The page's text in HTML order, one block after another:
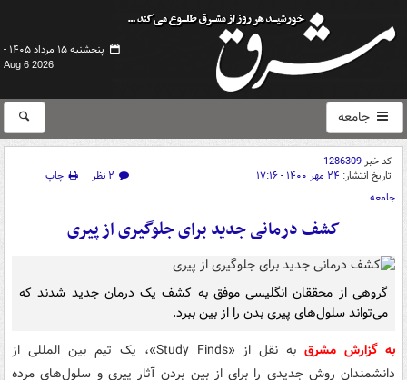
پنجشنبه ۱۵ مرداد ۱۴۰۵ -
Aug 6 2026
جامعه
کد خبر1286309
تاریخ انتشار: ۲۴ مهر ۱۴۰۰ - ۱۷:۱۶ ۲ نظر
چاپ
جامعه
کشف درمانی جدید برای جلوگیری از پیری
گروهی از محققان انگلیسی موفق به کشف یک درمان جدید شدند که
می‌تواند سلول‌های پیری بدن را از بین ببرد.
به گزارش مشرق
به نقل از «Study Finds»، یک تیم بین المللی از
دانشمندان روش جدیدی را برای از بین بردن آثار پیری و سلول‌های مرده